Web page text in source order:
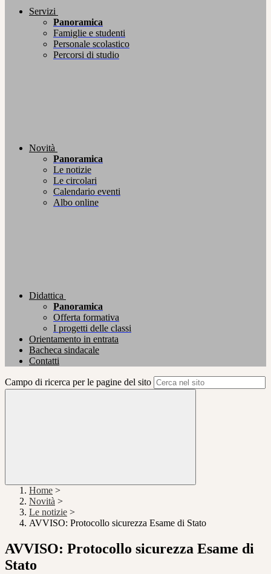
Servizi
Panoramica
Famiglie e studenti
Personale scolastico
Percorsi di studio
Novità
Panoramica
Le notizie
Le circolari
Calendario eventi
Albo online
Didattica
Panoramica
Offerta formativa
I progetti delle classi
Orientamento in entrata
Bacheca sindacale
Contatti
Campo di ricerca per le pagine del sito
Home >
Novità >
Le notizie >
AVVISO: Protocollo sicurezza Esame di Stato
AVVISO: Protocollo sicurezza Esame di
Stato